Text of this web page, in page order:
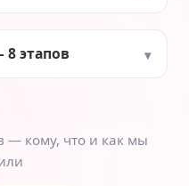
этапов
— кому, что и как мы